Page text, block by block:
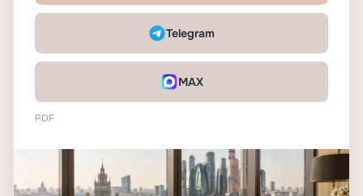
Telegram
MAX
PDF